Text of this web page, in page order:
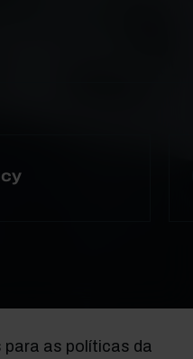
as políticas da